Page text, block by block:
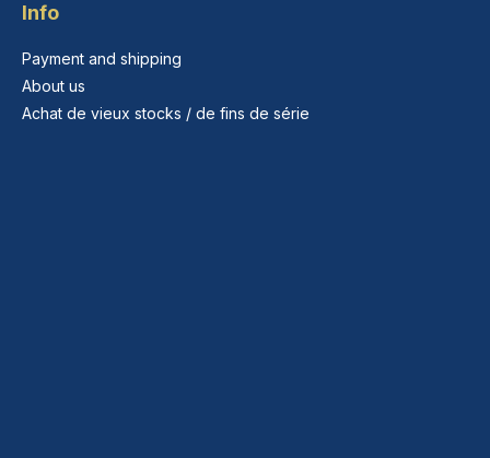
Info
Payment and shipping
About us
Achat de vieux stocks / de fins de série